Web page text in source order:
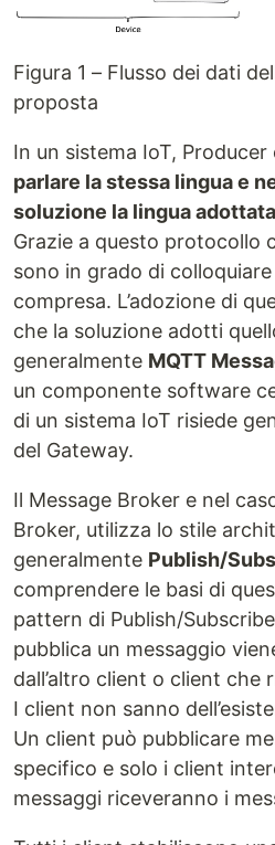
Figura 1 – Flusso dei dati
proposta
In un sistema IoT, Producer
parlare la stessa lingua e
soluzione la lingua
Grazie a questo protocollo
sono in grado di
compresa. L’adozione di
che la soluzione adotti
generalmente MQTT
un componente software
di un sistema IoT risiede
del Gateway.
Il Message Broker e nel
Broker, utilizza lo stile
generalmente Publish/
comprendere le basi di
pattern di Publish/
pubblica un messaggio
dall’altro client o client che
I client non sanno
Un client può pubblicare
specifico e solo i client
messaggi riceveranno i